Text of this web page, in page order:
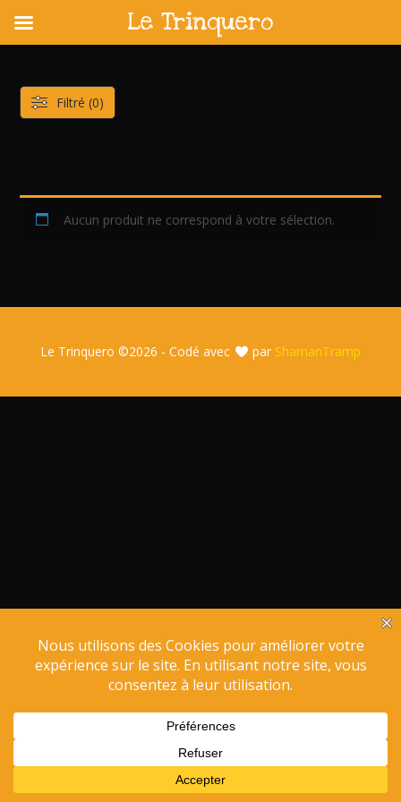
content
Aucun produit ne correspond à votre sélection.
Filtré (0)
Le Trinquero ©2026 - Codé avec par ShamanTramp
Le Trinquero